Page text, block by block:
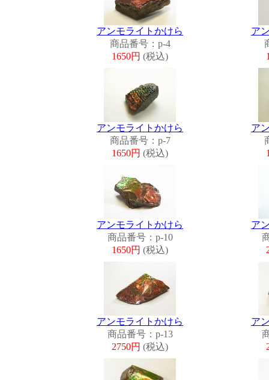
アンモライトかけら
商品番号：p-4
1650円 (税込)
ア
アンモライトかけら
商品番号：p-7
1650円 (税込)
ア
アンモライトかけら
商品番号：p-10
1650円 (税込)
ア
アンモライトかけら
商品番号：p-13
2750円 (税込)
ア